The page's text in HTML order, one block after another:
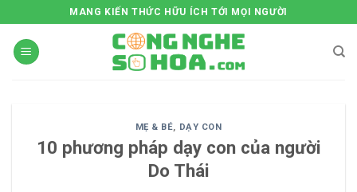
to
content
MANG KIẾN THỨC HỮU ÍCH TỚI MỌI NGƯỜI
MẸ & BÉ, DẠY CON
10 phương pháp dạy con của người
Do Thái